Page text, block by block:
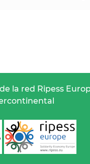
la red Ripess